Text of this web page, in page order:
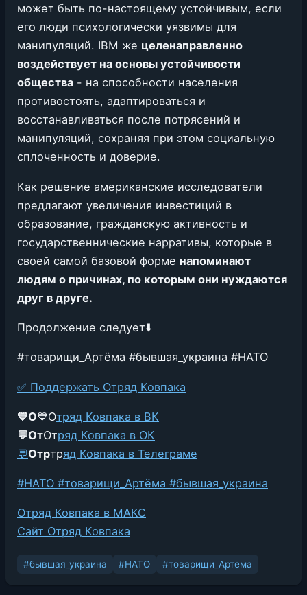
может быть по-настоящему устойчивым, если
его люди психологически уязвимы для
манипуляций. IBM же целенаправленно
воздействует на основы устойчивости
общества - на способности населения
противостоять, адаптироваться и
восстанавливаться после потрясений и
манипуляций, сохраняя при этом социальную
сплоченность и доверие.
Как решение американские исследователи
предлагают увеличения инвестиций в
образование, гражданскую активность и
государственнические нарративы, которые в
своей самой базовой форме напоминают
людям о причинах, по которым они нуждаются
друг в друге.
Продолжение следует⬇️
#товарищи_Артёма #бывшая_украина #НАТО
✅ Поддержать Отряд Ковпака
💙О💙Отряд Ковпака в ВК
💬ОтОтряд Ковпака в ОК
💬Отртряд Ковпака в Телеграме
#НАТО #товарищи_Артёма #бывшая_украина
Отряд Ковпака в МАКС
Сайт Отряд Ковпака
#бывшая_украина #НАТО #товарищи_Артёма